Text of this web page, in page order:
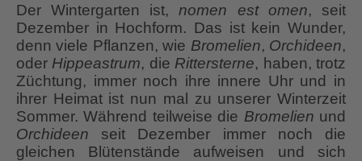
Der Wintergarten ist,nomen est omen, seit
Dezember in Hochform. Das ist kein Wunder,
denn viele Pflanzen, wie Bromelien, Orchideen,
oder Hippeastrum, die Rittersterne, haben, trotz
Züchtung, immer noch ihre innere Uhr und in
ihrer Heimat ist nun mal zu unserer Winterzeit
Sommer. Während teilweise die Bromelien und
Orchideen seit Dezember immer noch die
gleichen Blütenstände aufweisen und sich